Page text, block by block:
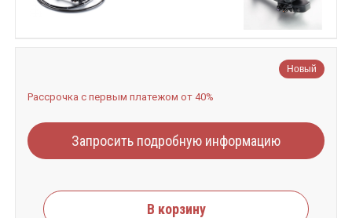
Новый
Рассрочка с первым платежом от 40%
Запросить подробную информацию
В корзину